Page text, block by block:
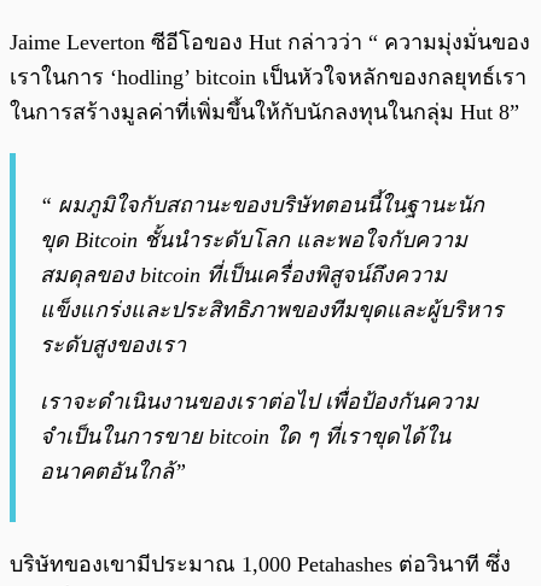
Jaime Leverton ซีอีโอของ Hut กล่าวว่า “ ความมุ่งมั่นของ
เราในการ ‘hodling’ bitcoin เป็นหัวใจหลักของกลยุทธ์เรา
ในการสร้างมูลค่าที่เพิ่มขึ้นให้กับนักลงทุนในกลุ่ม Hut 8”
“ ผมภูมิใจกับสถานะของบริษัทตอนนี้ในฐานะนัก
ขุด Bitcoin ชั้นนำระดับโลก และพอใจกับความ
สมดุลของ bitcoin ที่เป็นเครื่องพิสูจน์ถึงความ
แข็งแกร่งและประสิทธิภาพของทีมขุดและผู้บริหาร
ระดับสูงของเรา
เราจะดำเนินงานของเราต่อไป เพื่อป้องกันความ
จำเป็นในการขาย bitcoin ใด ๆ ที่เราขุดได้ใน
อนาคตอันใกล้”
บริษัทของเขามีประมาณ 1,000 Petahashes ต่อวินาที ซึ่ง